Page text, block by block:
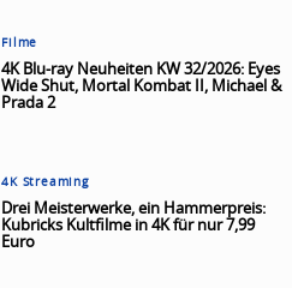
Filme
4K Blu-ray Neuheiten KW 32/2026: Eyes
Wide Shut, Mortal Kombat II, Michael &
Prada 2
4K Streaming
Drei Meisterwerke, ein Hammerpreis:
Kubricks Kultfilme in 4K für nur 7,99
Euro